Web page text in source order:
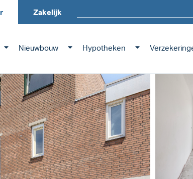
Zakelijk
Nieuwbouw Hypotheken